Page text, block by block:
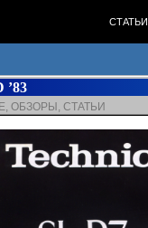
СТАТЬИ
’83
,ОБЗОРЫ ,СТАТЬИ